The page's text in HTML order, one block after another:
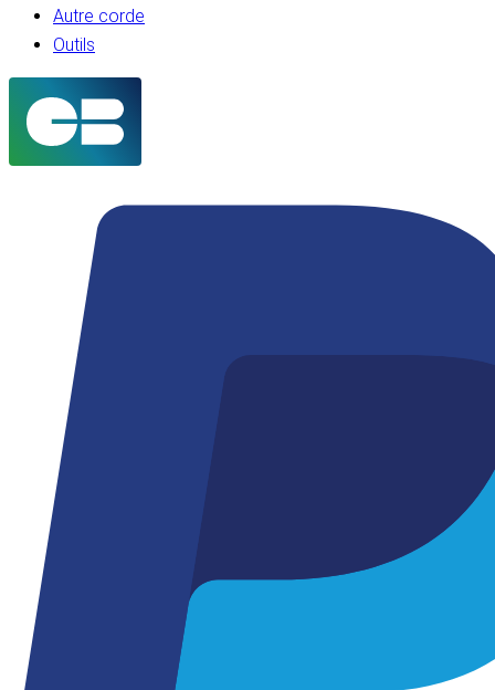
Autre corde
Outils